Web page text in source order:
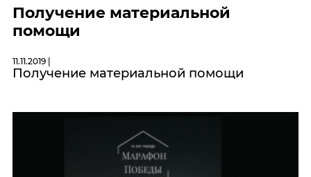
Получение материальной
помощи
11.11.2019 |
Получение материальной помощи